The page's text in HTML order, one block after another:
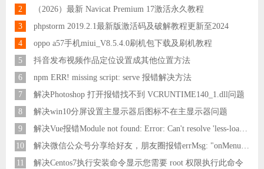
2
（2026）最新 Navicat Premium 17激活永久教程
3
phpstorm 2019.2.1最新版激活码及破解教程更新至2024
4
oppo a57手机miui_V8.5.4.0刷机包下载及刷机教程
5
抖音发布视频作品定位设置成其他位置方法
6
npm ERR! missing script: serve 报错解决方法
7
解决Photoshop 打开报错找不到 VCRUNTIME140_1.dll问题
8
解决win10分屏设置主显示器后图标不在主显示器问题
9
解决Vue报错Module not found: Error: Can't resolve 'less-loader' in 'C:\Users\Hm\Desktop\vue\vue_shop'问题
10
11
解决Centos7执行安装命令显示您需要 root 权限执行此命令